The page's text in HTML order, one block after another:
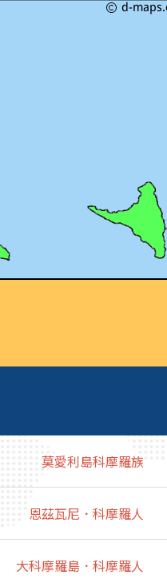
莫愛利島科摩羅族
恩茲瓦尼．科摩羅人
大科摩羅島．科摩羅人